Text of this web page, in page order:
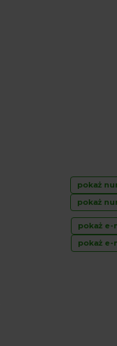
pokaż
pokaż
pokaż e-
pokaż e-